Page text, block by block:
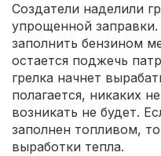
Создатели наделили
упрощенной
заполнить бензином
остается поджечь
грелка начнет
полагается, никаких
возникать не будет.
заполнен топливом,
выработки тепла.